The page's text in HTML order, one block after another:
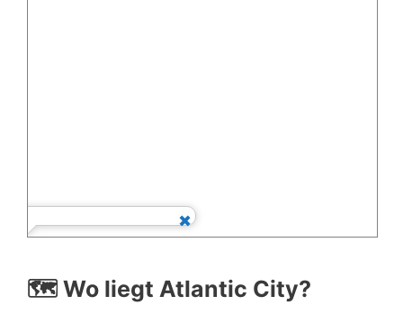
🗺️ Wo liegt Atlantic City?